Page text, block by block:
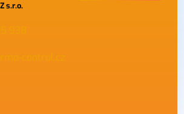
s.r.o.
control.cz